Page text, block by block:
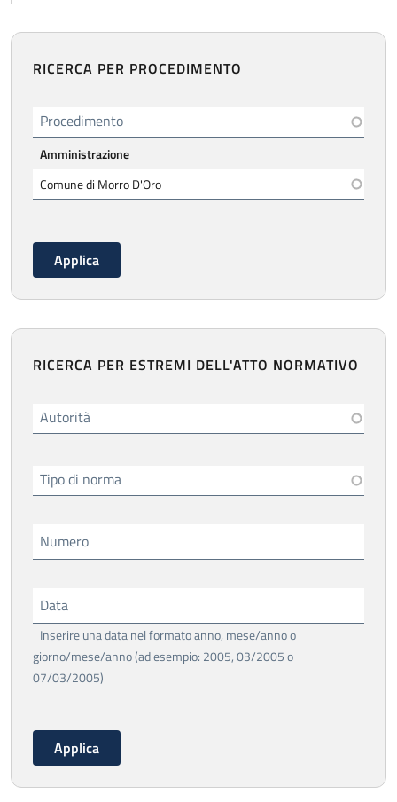
RICERCA PER PROCEDIMENTO
Procedimento
Amministrazione
RICERCA PER ESTREMI DELL'ATTO NORMATIVO
Autorità
Tipo di norma
Numero
Data
Inserire una data nel formato anno, mese/anno o
giorno/mese/anno (ad esempio: 2005, 03/2005 o
07/03/2005)